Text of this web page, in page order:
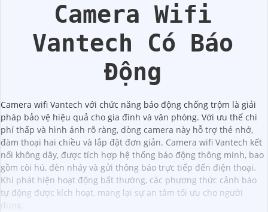
Camera Wifi
Vantech Có Báo
Động
Camera wifi Vantech với chức năng báo động chống trộm là giải
pháp bảo vệ hiệu quả cho gia đình và văn phòng. Với ưu thế chi
phí thấp và hình ảnh rõ ràng, dòng camera này hỗ trợ thẻ nhớ,
đàm thoại hai chiều và lắp đặt đơn giản. Camera wifi Vantech kết
nối không dây, được tích hợp hệ thống báo động thông minh, bao
gồm còi hú, đèn nháy và gửi thông báo trực tiếp đến điện thoại.
Khi phát hiện hoạt động bất thường, các phương thức cảnh báo
tự động được kích hoạt, mang lại sự an tâm tối ưu cho người
dùng.